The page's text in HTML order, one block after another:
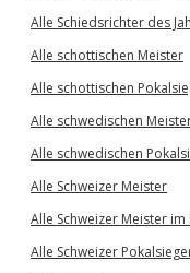
Alle Schiedsrichter des
Alle schottischen Meister
Alle schottischen
Alle schwedischen
Alle schwedischen
Alle Schweizer Meister
Alle Schweizer Meister
Alle Schweizer